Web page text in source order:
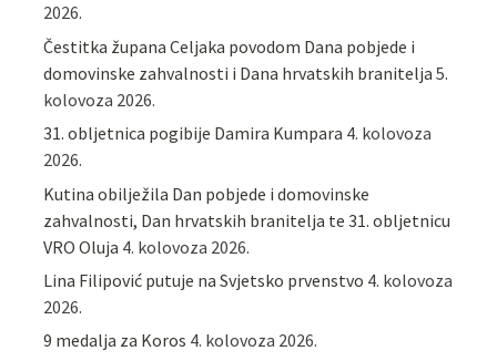
2026.
Čestitka župana Celjaka povodom Dana pobjede i
domovinske zahvalnosti i Dana hrvatskih branitelja 5.
kolovoza 2026.
31. obljetnica pogibije Damira Kumpara 4. kolovoza
2026.
Kutina obilježila Dan pobjede i domovinske
zahvalnosti, Dan hrvatskih branitelja te 31. obljetnicu
VRO Oluja 4. kolovoza 2026.
Lina Filipović putuje na Svjetsko prvenstvo 4. kolovoza
2026.
9 medalja za Koros 4. kolovoza 2026.